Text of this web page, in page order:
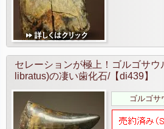
セレーションが極上！ゴルゴサウ
libratus)の凄い歯化石/【di439】
ゴルゴサ